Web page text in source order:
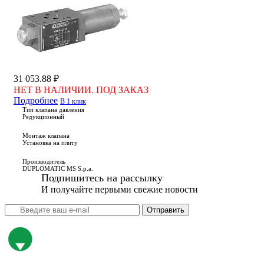
31 053.88 ₽
НЕТ В НАЛИЧИИ. ПОД ЗАКАЗ
Подробнее В 1 клик
Тип клапана давления
Редукционный
Монтаж клапана
Установка на плиту
Производитель
DUPLOMATIC MS S.p.a.
Подпишитесь на рассылку
И получайте первыми свежие новости
Отправить